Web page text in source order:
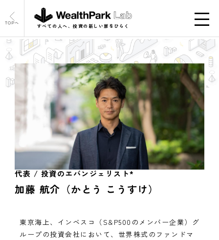
TOPへ
すべての人へ、投資の新しい扉をひらく
代表 / 投資のエバンジェリスト*
加藤 航介（かとう こうすけ）
東京海上、インベスコ（S&P500のメンバー企業）グ
ループの投資会社において、世界株式のファンドマ